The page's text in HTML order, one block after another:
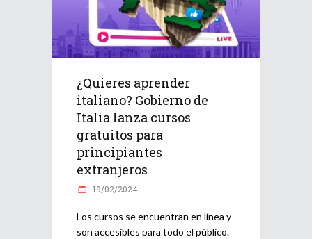
¿Quieres aprender
italiano? Gobierno de
Italia lanza cursos
gratuitos para
principiantes
extranjeros
19/02/2024
Los cursos se encuentran en línea y
son accesibles para todo el público.